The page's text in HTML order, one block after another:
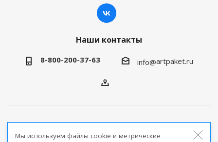
Наши контакты
8-800-200-37-63 info@artpaket.ru
продукции
Мы используем файлы cookie и метрические